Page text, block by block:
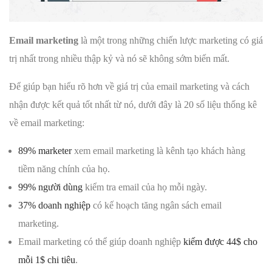
Email marketing là một trong những chiến lược marketing có giá
trị nhất trong nhiều thập kỷ và nó sẽ không sớm biến mất.
Để giúp bạn hiểu rõ hơn về giá trị của email marketing và cách
nhận được kết quả tốt nhất từ ​​nó, dưới đây là 20 số liệu thống kê
về email marketing:
89% marketerxem email marketing là kênh tạo khách hàng
tiềm năng chính của họ.
99% người dùng kiểm tra email của họ mỗi ngày.
37% doanh nghiệp có kế hoạch tăng ngân sách email
marketing.
Email marketing có thể giúp doanh nghiệp kiếm được 44$ cho
mỗi 1$ chi tiêu.